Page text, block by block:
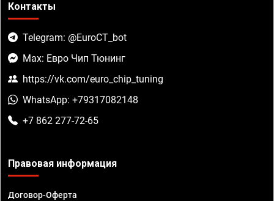
Контакты
Telegram: @EuroCT_bot
Max: Евро Чип Тюнинг
https://vk.com/euro_chip_tuning
WhatsApp: +79317082148
+7 862 277-72-65
Правовая информация
Договор-Оферта